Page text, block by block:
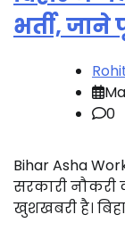
भर्ती, जाने
0
Bihar Asha
सरकारी
खुशखबरी है।